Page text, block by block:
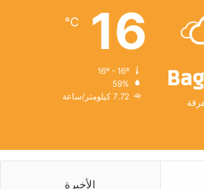
16
℃
59%
7.72 كيلومتر/ساعة
الأخيرة